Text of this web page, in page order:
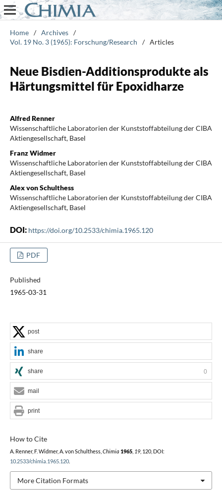
Home / Archives /
Vol. 19 No. 3 (1965): Forschung/Research
/ Articles
Neue Bisdien-Additionsprodukte als
Härtungsmittel für Epoxidharze
Alfred Renner
Wissenschaftliche Laboratorien der Kunststoffabteilung der CIBA
Aktiengesellschaft, Basel
Franz Widmer
Wissenschaftliche Laboratorien der Kunststoffabteilung der CIBA
Aktiengesellschaft, Basel
Alex von Schulthess
Wissenschaftliche Laboratorien der Kunststoffabteilung der CIBA
Aktiengesellschaft, Basel
DOI: https://doi.org/10.2533/chimia.1965.120
PDF
Published
1965-03-31
How to Cite
A. Renner, F. Widmer, A. von Schulthess, Chimia 1965, 19, 120, DOI:
10.2533/chimia.1965.120.
More Citation Formats
post
share
share 0
mail
print